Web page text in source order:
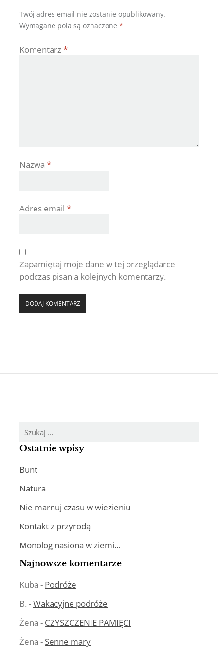
Twój adres email nie zostanie opublikowany.
Wymagane pola są oznaczone *
Komentarz*
Nazwa *
Adres email *
Zapamiętaj moje dane w tej przeglądarce
podczas pisania kolejnych komentarzy.
Szukaj:
Ostatnie wpisy
Bunt
Natura
Nie marnuj czasu w wiezieniu
Kontakt z przyrodą
Monolog nasiona w ziemi…
Najnowsze komentarze
Kuba - Podróże
B. -Wakacyjne podróże
Żena - CZYSZCZENIE PAMIĘCI
Żena - Senne mary